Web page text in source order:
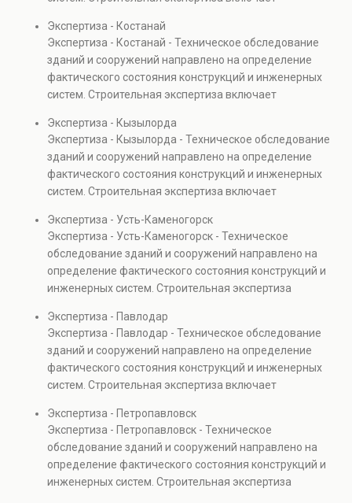
проверках.
элементов и оценку эксплуатационной безопасности.
Услуга востребована при покупке недвижимости,
капитальном ремонте и реконструкции объектов, а
также при судебных разбирательствах и технических
проверках.
Экспертиза - Костанай
Экспертиза - Костанай - Техническое обследование
зданий и сооружений направлено на определение
фактического состояния конструкций и инженерных
систем. Строительная экспертиза включает
элементов и оценку эксплуатационной безопасности.
Услуга востребована при покупке недвижимости,
капитальном ремонте и реконструкции объектов, а
также при судебных разбирательствах и технических
проверках.
Экспертиза - Кызылорда
Экспертиза - Кызылорда - Техническое обследование
зданий и сооружений направлено на определение
фактического состояния конструкций и инженерных
систем. Строительная экспертиза включает
элементов и оценку эксплуатационной безопасности.
Услуга востребована при покупке недвижимости,
капитальном ремонте и реконструкции объектов, а
также при судебных разбирательствах и технических
проверках.
Экспертиза - Усть-Каменогорск
Экспертиза - Усть-Каменогорск - Техническое
обследование зданий и сооружений направлено на
определение фактического состояния конструкций и
инженерных систем. Строительная экспертиза
прочности элементов и оценку эксплуатационной
безопасности. Услуга востребована при покупке
недвижимости, капитальном ремонте и реконструкции
объектов, а также при судебных разбирательствах и
технических проверках.
Экспертиза - Павлодар
Экспертиза - Павлодар - Техническое обследование
зданий и сооружений направлено на определение
фактического состояния конструкций и инженерных
систем. Строительная экспертиза включает
элементов и оценку эксплуатационной безопасности.
Услуга востребована при покупке недвижимости,
капитальном ремонте и реконструкции объектов, а
также при судебных разбирательствах и технических
проверках.
Экспертиза - Петропавловск
Экспертиза - Петропавловск - Техническое
обследование зданий и сооружений направлено на
определение фактического состояния конструкций и
инженерных систем. Строительная экспертиза